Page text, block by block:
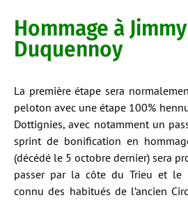
Hommage à Jimmy
Duquennoy
La première étape sera
peloton avec une étape 100%
Dottignies, avec notamment un
sprint de bonification en
(décédé le 5 octobre dernier) sera
passer par la côte du Trieu et le
connu des habitués de l’ancien